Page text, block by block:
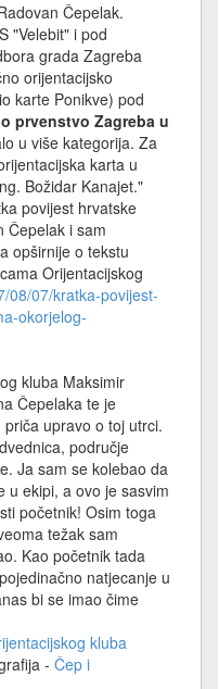
Čepelak.
"Velebit" i pod
grada Zagreba
orijentacijsko
karte Ponikve) pod
prvenstvo Zagreba u
u više kategorija. Za
karta u
Božidar Kanajet."
povijest hrvatske
Čepelak i sam
opširnije o tekstu
Orijentacijskog
08/07/kratka-povijest-
okorjelog-
kluba Maksimir
Čepelaka te je
upravo o toj utrci.
područje
Ja sam se kolebao da
u ekipi, a ovo je sasvim
početnik! Osim toga
težak sam
Kao početnik tada
natjecanje u
bi se imao čime
kluba
- Čep i